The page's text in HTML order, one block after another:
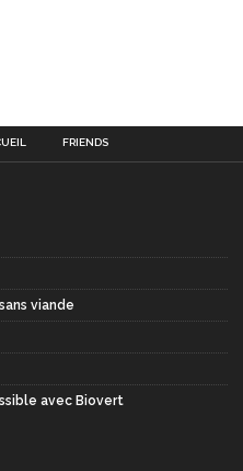
FRIENDS
viande
avec Biovert